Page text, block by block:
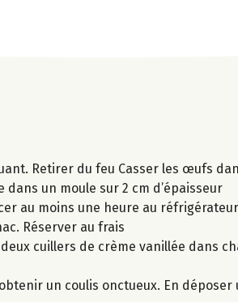
Retirer du feu Casser les œufs
un moule sur 2 cm d’épaisseur
au moins une heure au réfrigérateur
Réserver au frais
cuillers de crème vanillée dans
un coulis onctueux. En